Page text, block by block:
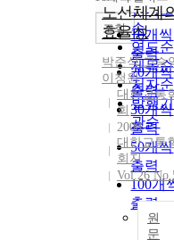
인기도
순
연도순
제목순
저자순
발행기
관순
내림
10개씩
출력
20개씩
출력
30개씩
출력
50개씩
출력
100개
출력
조회
노선체계
효율성
박준식,고승
이청원
대한교통
회
2008
대한교통
회지
Vol.26
원
문